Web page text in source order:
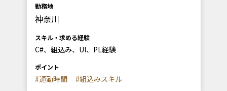
勤務地
神奈川
スキル・求める経験
C#、組込み、UI、PL経験
ポイント
#通勤時間 #組込みスキル